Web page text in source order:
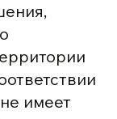
имеет